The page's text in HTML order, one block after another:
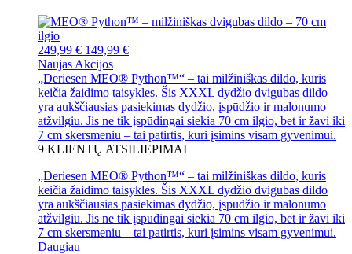
249,99 € 149,99 €
Naujas Akcijos
„Deriesen MEO® Python™“ – tai milžiniškas dildo, kuris
keičia žaidimo taisykles. Šis XXXL dydžio dvigubas dildo
yra aukščiausias pasiekimas dydžio, įspūdžio ir malonumo
atžvilgiu. Jis ne tik įspūdingai siekia 70 cm ilgio, bet ir žavi iki
7 cm skersmeniu – tai patirtis, kuri įsimins visam gyvenimui.
9 KLIENTŲ ATSILIEPIMAI
„Deriesen MEO® Python™“ – tai milžiniškas dildo, kuris
keičia žaidimo taisykles. Šis XXXL dydžio dvigubas dildo
yra aukščiausias pasiekimas dydžio, įspūdžio ir malonumo
atžvilgiu. Jis ne tik įspūdingai siekia 70 cm ilgio, bet ir žavi iki
7 cm skersmeniu – tai patirtis, kuri įsimins visam gyvenimui.
Daugiau